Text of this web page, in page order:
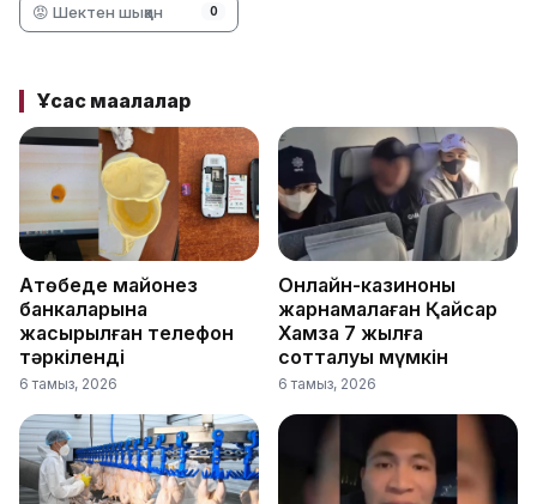
😡 Шектен шыққан 0
Ұқсас мақалалар
Ақтөбеде майонез
банкаларына
жасырылған телефон
тәркіленді
6 тамыз, 2026
Онлайн-казиноны
жарнамалаған Қайсар
Хамза 7 жылға
сотталуы мүмкін
6 тамыз, 2026